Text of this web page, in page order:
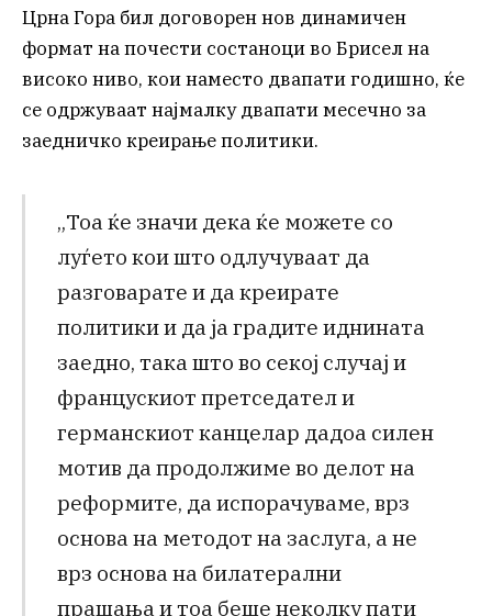
Црна Гора бил договорен нов динамичен
формат на почести состаноци во Брисел на
високо ниво, кои наместо двапати годишно, ќе
се одржуваат најмалку двапати месечно за
заедничко креирање политики.
„Тоа ќе значи дека ќе можете со
луѓето кои што одлучуваат да
разговарате и да креирате
политики и да ја градите иднината
заедно, така што во секој случај и
францускиот претседател и
германскиот канцелар дадоа силен
мотив да продолжиме во делот на
реформите, да испорачуваме, врз
основа на методот на заслуга, а не
врз основа на билатерални
прашања и тоа беше неколку пати